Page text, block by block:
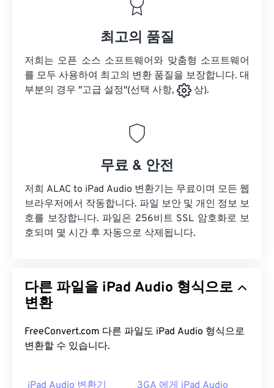
최고의 품질
저희는 오픈 소스 소프트웨어와 맞춤형 소프트웨어
를 모두 사용하여 최고의 변환 품질을 보장합니다. 대
부분의 경우 "고급 설정"(선택 사항,
상).
무료 & 안전
저희 ALAC to iPad Audio 변환기는 무료이며 모든 웹
브라우저에서 작동합니다. 파일 보안 및 개인 정보 보
호를 보장합니다. 파일은 256비트 SSL 암호화로 보
호되며 몇 시간 후 자동으로 삭제됩니다.
다른 파일을 iPad Audio 형식으로
변환
FreeConvert.com 다른 파일도 iPad Audio 형식으로
변환할 수 있습니다.